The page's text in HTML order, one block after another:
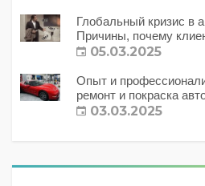
Глобальный кризис в
Причины, почему
с этим делать?
05.03.2025
Опыт и
ремонт и покраска
03.03.2025